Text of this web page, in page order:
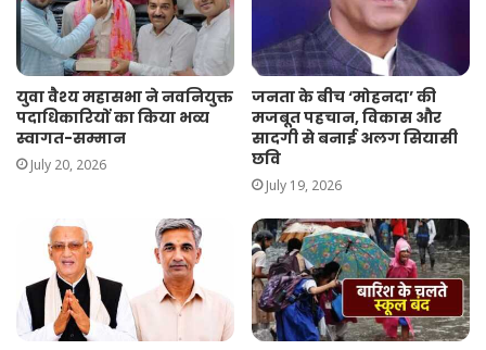
युवा वैश्य महासभा ने नवनियुक्त
पदाधिकारियों का किया भव्य
स्वागत-सम्मान
July 20, 2026
जनता के बीच ‘मोहनदा’ की
मजबूत पहचान, विकास और
सादगी से बनाई अलग सियासी
छवि
July 19, 2026